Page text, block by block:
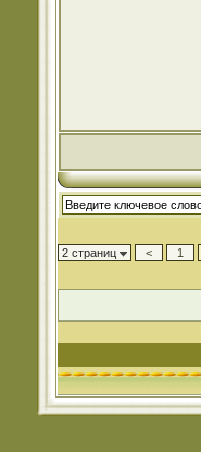
2 страниц < 1